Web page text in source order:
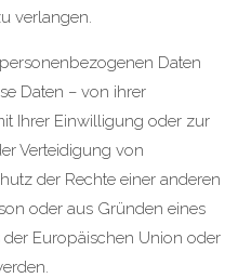
verlangen.
Daten
Daten – von ihrer
Ihrer Einwilligung oder zur
Verteidigung von
der Rechte einer anderen
oder aus Gründen eines
Europäischen Union oder